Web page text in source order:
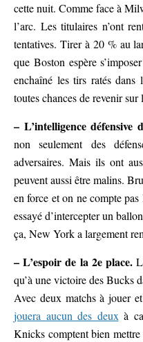
cette nuit. Comme face à
l’arc. Les titulaires n’ont
tentatives. Tirer à 20 % au
que Boston espère
enchaîné les tirs ratés
toutes chances de revenir
– L’intelligence défensive
non seulement des
adversaires. Mais ils ont
peuvent aussi être malins.
en force et on ne compte
essayé d’intercepter un
ça, New York a largement
– L’espoir de la 2e place.
qu’à une victoire des Bucks
Avec deux matchs à jouer et
jouera aucun des deuxà
Knicks comptent bien